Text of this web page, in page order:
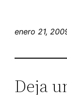
enero 21,
Deja